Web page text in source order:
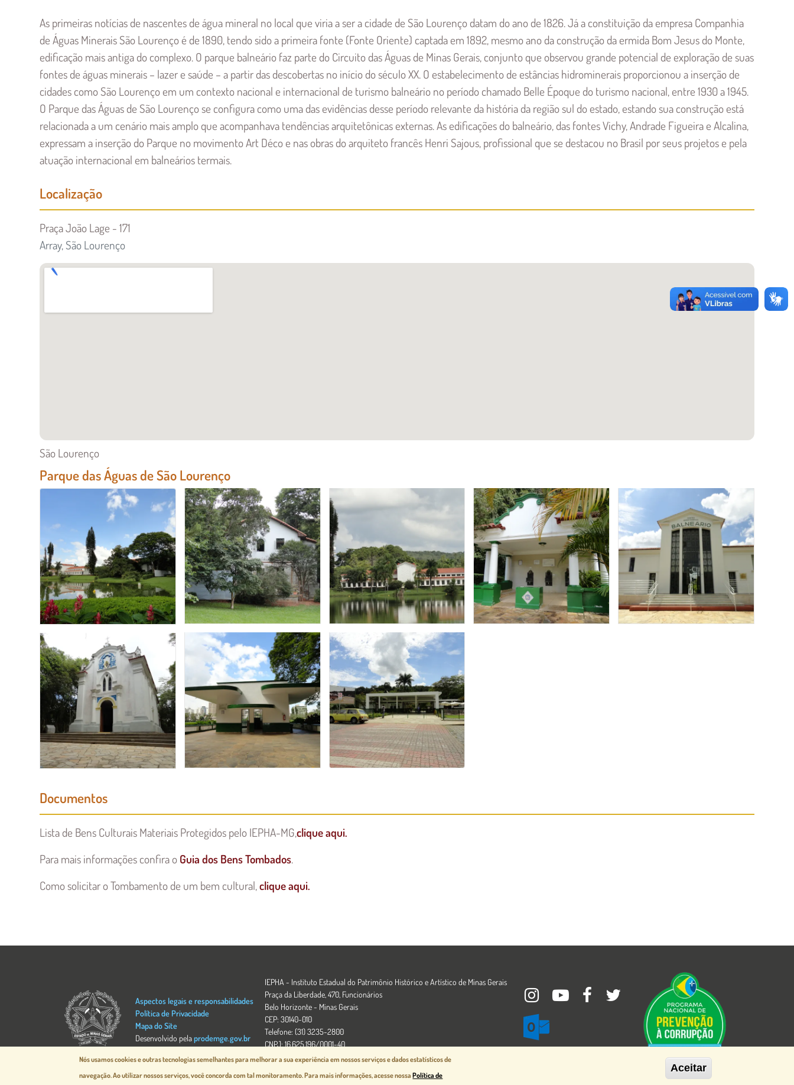
As primeiras notícias de nascentes de água mineral no local que viria a ser a cidade de São Lourenço datam do ano de 1826. Já a constituição da empresa Companhia
de Águas Minerais São Lourenço é de 1890, tendo sido a primeira fonte (Fonte Oriente) captada em 1892, mesmo ano da construção da ermida Bom Jesus do Monte,
edificação mais antiga do complexo. O parque balneário faz parte do Circuito das Águas de Minas Gerais, conjunto que observou grande potencial de exploração de suas
fontes de águas minerais – lazer e saúde – a partir das descobertas no início do século XX. O estabelecimento de estâncias hidrominerais proporcionou a inserção de
cidades como São Lourenço em um contexto nacional e internacional de turismo balneário no período chamado Belle Époque do turismo nacional, entre 1930 a 1945.
O Parque das Águas de São Lourenço se configura como uma das evidências desse período relevante da história da região sul do estado, estando sua construção está
relacionada a um cenário mais amplo que acompanhava tendências arquitetônicas externas. As edificações do balneário, das fontes Vichy, Andrade Figueira e Alcalina,
expressam a inserção do Parque no movimento Art Déco e nas obras do arquiteto francês Henri Sajous, profissional que se destacou no Brasil por seus projetos e pela
atuação internacional em balneários termais.
Localização
Praça João Lage - 171
Array, São Lourenço
São Lourenço
Parque das Águas de São Lourenço
Documentos
Lista de Bens Culturais Materiais Protegidos pelo IEPHA-MG,clique aqui.
Para mais informações confira o Guia dos Bens Tombados.
Como solicitar o Tombamento de um bem cultural,clique aqui.
Imagem
Aspectos legais e responsabilidades
Política de Privacidade
Mapa do Site
Desenvolvido pelaprodemge.gov.br
IEPHA - Instituto Estadual do Patrimônio Histórico e Artístico de Minas Gerais
Praça da Liberdade, 470, Funcionários
Belo Horizonte - Minas Gerais
CEP: 30140-010
Telefone: (31) 3235-2800
CNPJ: 16.625.196/0001-40
Horário de atendimento: 8h às 18h
Imagem
Nós usamos cookies e outras tecnologias semelhantes para melhorar a sua experiência em nossos serviços e dados estatísticos de
navegação.Ao utilizar nossos serviços, você concorda com tal monitoramento. Para mais informações, acesse nossaPolítica de
Aceitar